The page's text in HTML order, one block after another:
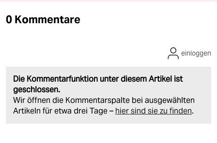
0 Kommentare
Die Kommentarfunktion unter diesem Artikel ist
geschlossen.
Wir öffnen die Kommentarspalte bei ausgewählten
Artikeln für etwa drei Tage – hier sind sie zu finden.
einloggen